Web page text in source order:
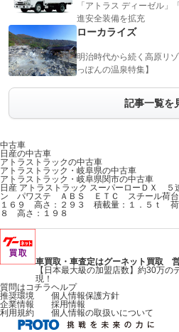
「アトラス ディーゼル
進安全装備を拡充
ローカライズ
明治時代から続く高原リ
っぽんの温泉特集】
記事一覧を
中古車
日産の中古車
アトラストラックの中古車
アトラストラック・岐阜県の中古車
アトラストラック・岐阜県関市の中古車
日産 アトラストラック スーパーローＤＸ
ン パワステ ＡＢＳ ＥＴＣ スチール荷
１６９ 高さ：２９３ 積載量：１．５ｔ
８ 高さ：１９８
車買取・車査定はグーネット買取
【日本最大級の加盟店数】約30万
現！
質問はコチラヘルプ
推奨環境
個人情報保護方針
企業情報
採用情報
利用規約
個人情報の取扱いについて